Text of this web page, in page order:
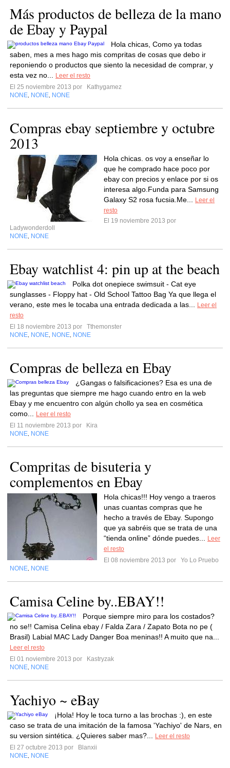
Más productos de belleza de la mano
de Ebay y Paypal
Hola chicas, Como ya todas
saben, mes a mes hago mis compritas de cosas que debo ir
reponiendo o productos que siento la necesidad de comprar, y
esta vez no...
Leer el resto
El 25 noviembre 2013 por
Kathygamez
NONE NONE NONE
Compras ebay septiembre y octubre
2013
Hola chicas. os voy a enseñar lo
que he comprado hace poco por
ebay con precios y enlace por si os
interesa algo.Funda para Samsung
Galaxy S2 rosa fucsia.Me...
Leer el
resto
El 19 noviembre 2013 por
Ladywonderdoll
NONE NONE
Ebay watchlist 4: pin up at the beach
Polka dot onepiece swimsuit - Cat eye
sunglasses - Floppy hat - Old School Tattoo Bag Ya que llega el
verano, este mes le tocaba una entrada dedicada a las...
Leer el
resto
El 18 noviembre 2013 por
Tthemonster
NONE NONE NONE NONE
Compras de belleza en Ebay
¿Gangas o falsificaciones? Esa es una de
las preguntas que siempre me hago cuando entro en la web
Ebay y me encuentro con algún chollo ya sea en cosmética
como...
Leer el resto
El 11 noviembre 2013 por
Kira
NONE NONE
Compritas de bisuteria y
complementos en Ebay
Hola chicas!!! Hoy vengo a traeros
unas cuantas compras que he
hecho a través de Ebay. Supongo
que ya sabréis que se trata de una
“tienda online” dónde puedes...
Leer
el resto
El 08 noviembre 2013 por
Yo Lo Pruebo
NONE NONE
Camisa Celine by..EBAY!!
Porque siempre miro para los costados?
no se!! Camisa Celina ebay / Falda Zara / Zapato Bota no pe (
Brasil) Labial MAC Lady Danger Boa meninas!! A muito que na...
Leer el resto
El 01 noviembre 2013 por
Kastryzak
NONE NONE
Yachiyo ~ eBay
¡Hola! Hoy le toca turno a las brochas :), en este
caso se trata de una imitación de la famosa 'Yachiyo' de Nars, en
su version sintética. ¿Quieres saber mas?...
Leer el resto
El 27 octubre 2013 por
Blanxii
NONE NONE